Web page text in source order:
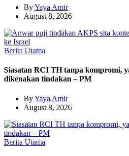
ByYaya Amir
August 8, 2026
Berita Utama
Siasatan RCI TH tanpa kompromi,
dikenakan tindakan – PM
ByYaya Amir
August 8, 2026
Berita Utama